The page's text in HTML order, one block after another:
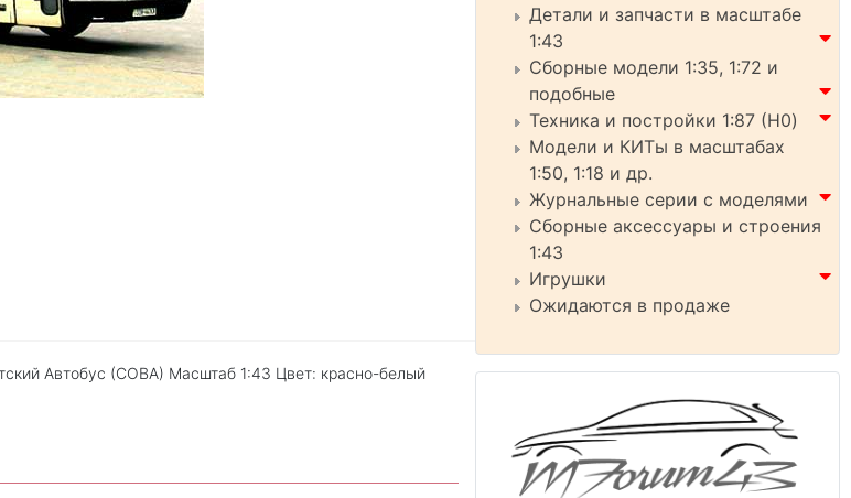
Автобус (СОВА) Масштаб 1:43 Цвет: красно-белый
Детали и запчасти в масштабе
1:43
Сборные модели 1:35, 1:72 и
подобные
Техника и постройки 1:87 (H0)
Модели и КИТы в масштабах
1:50, 1:18 и др.
Журнальные серии с моделями
Сборные аксессуары и строения
1:43
Игрушки
Ожидаются в продаже